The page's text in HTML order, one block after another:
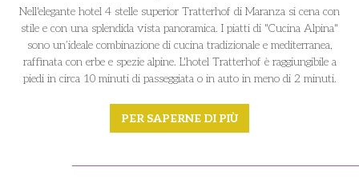
Nell'elegante hotel 4 stelle superior Tratterhof di Maranza si cena con
stile e con una splendida vista panoramica. I piatti di "Cucina Alpina"
sono un’ideale combinazione di cucina tradizionale e mediterranea,
raffinata con erbe e spezie alpine. L'hotel Tratterhof è raggiungibile a
piedi in circa 10 minuti di passeggiata o in auto in meno di 2 minuti.
PER SAPERNE DI PIÙ